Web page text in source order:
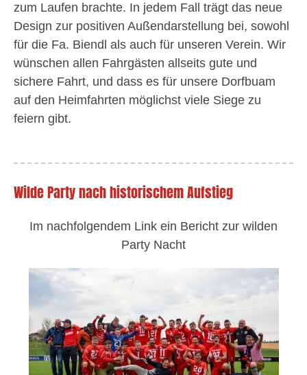
zum Laufen brachte. In jedem Fall trägt das neue
Design zur positiven Außendarstellung bei, sowohl
für die Fa. Biendl als auch für unseren Verein. Wir
wünschen allen Fahrgästen allseits gute und
sichere Fahrt, und dass es für unsere Dorfbuam
auf den Heimfahrten möglichst viele Siege zu
feiern gibt.
Wilde Party nach historischem Aufstieg
Im nachfolgendem Link ein Bericht zur wilden
Party Nacht